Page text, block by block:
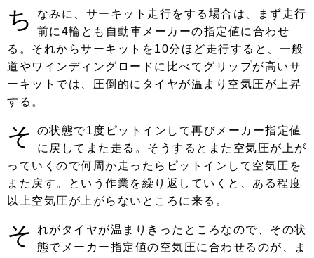
ち
なみに、サーキット走行をする場合は、まず走行
前に4輪とも自動車メーカーの指定値に合わせ
る。それからサーキットを10分ほど走行すると、一般
道やワインディングロードに比べてグリップが高いサ
ーキットでは、圧倒的にタイヤが温まり空気圧が上昇
する。
そ
の状態で1度ピットインして再びメーカー指定値
に戻してまた走る。そうするとまた空気圧が上が
っていくので何周か走ったらピットインして空気圧を
また戻す。という作業を繰り返していくと、ある程度
以上空気圧が上がらないところに来る。
そ
れがタイヤが温まりきったところなので、その状
態でメーカー指定値の空気圧に合わせるのが、ま